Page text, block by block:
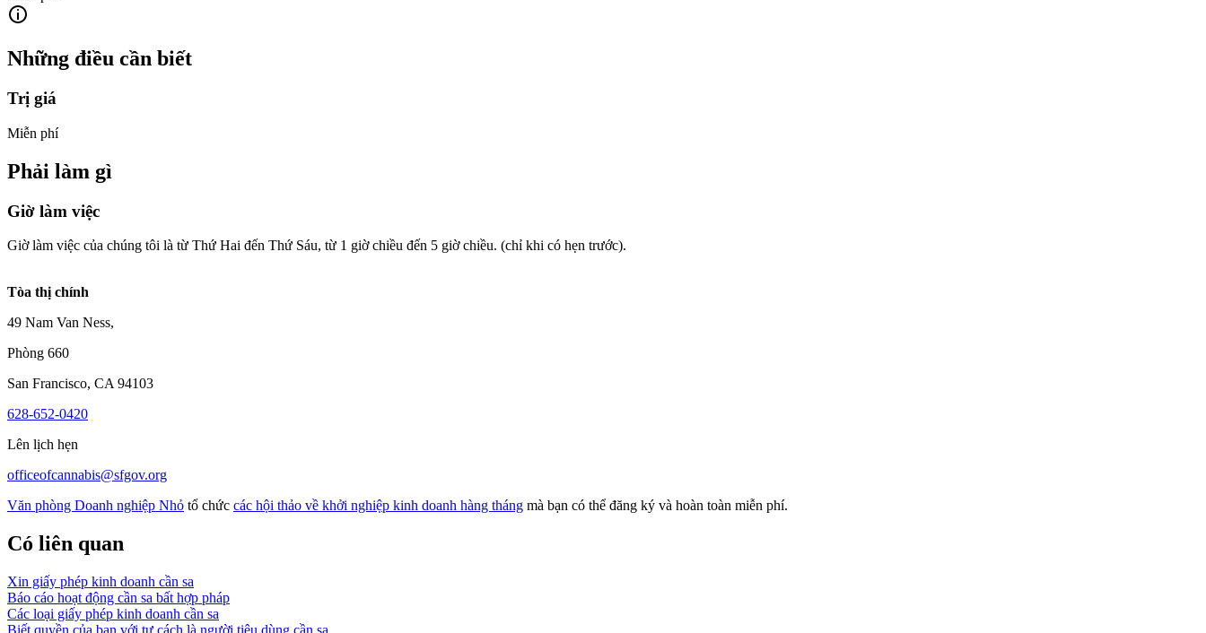
Những điều cần biết
Trị giá
Miễn phí
Phải làm gì
Giờ làm việc
Giờ làm việc của chúng tôi là từ Thứ Hai đến Thứ Sáu, từ 1 giờ chiều đến 5 giờ chiều. (chỉ khi có hẹn trước).
Tòa thị chính
49 Nam Van Ness,
Phòng 660
San Francisco, CA 94103
628-652-0420
Lên lịch hẹn
officeofcannabis@sfgov.org
Văn phòng Doanh nghiệp Nhỏ tổ chức các hội thảo về khởi nghiệp kinh doanh hàng tháng mà bạn có thể đăng ký và hoàn toàn miễn phí.
Có liên quan
Xin giấy phép kinh doanh cần sa
Báo cáo hoạt động cần sa bất hợp pháp
Các loại giấy phép kinh doanh cần sa